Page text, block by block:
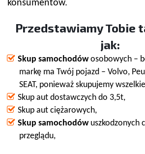
konsumentów.
Przedstawiamy Tobie
jak:
Skup samochodówosobowych –
markę ma Twój pojazd – Volvo,
SEAT, ponieważ skupujemy
Skup aut dostawczych do 3,5t,
Skup aut ciężarowych,
Skup samochodówuszkodzonych
przeglądu,